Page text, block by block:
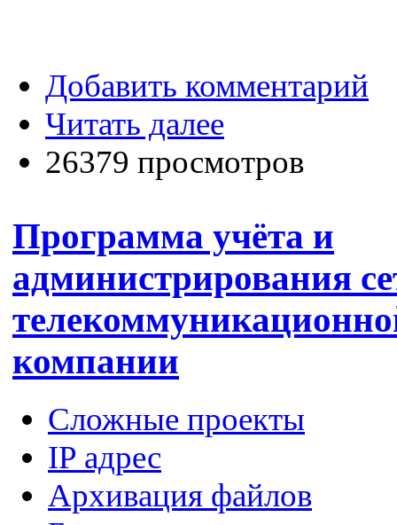
Добавить комментарий
Читать далее
26379 просмотров
Программа учёта и
администрирования
компании
Сложные проекты
IP адрес
Архивация файлов